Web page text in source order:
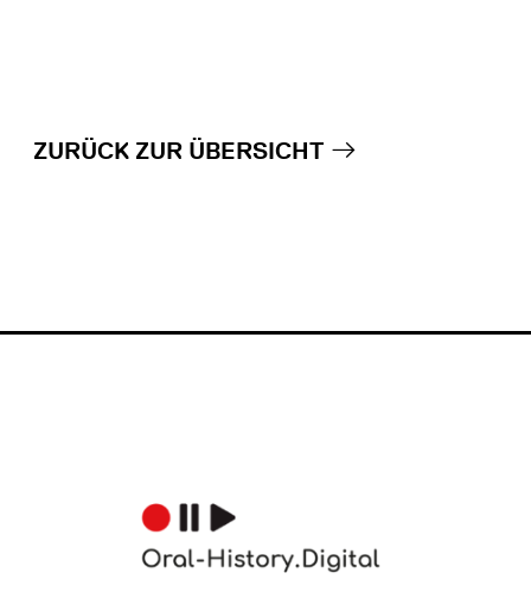
ZURÜCK ZUR ÜBERSICHT